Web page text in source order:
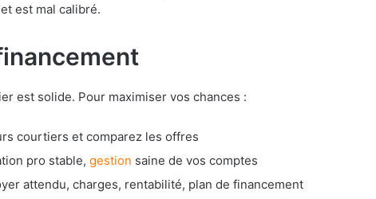
est mal calibré.
est solide. Pour maximiser vos chances :
courtiers et comparez les offres
pro stable, gestion saine de vos comptes
attendu, charges, rentabilité, plan de financement